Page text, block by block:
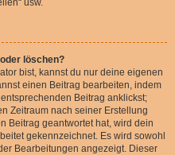
usw.
löschen?
bist, kannst du nur deine eigenen
einen Beitrag bearbeiten, indem
Beitrag anklickst;
Zeitraum nach seiner Erstellung
Beitrag geantwortet hat, wird dein
gekennzeichnet. Es wird sowohl
Bearbeitungen angezeigt. Dieser